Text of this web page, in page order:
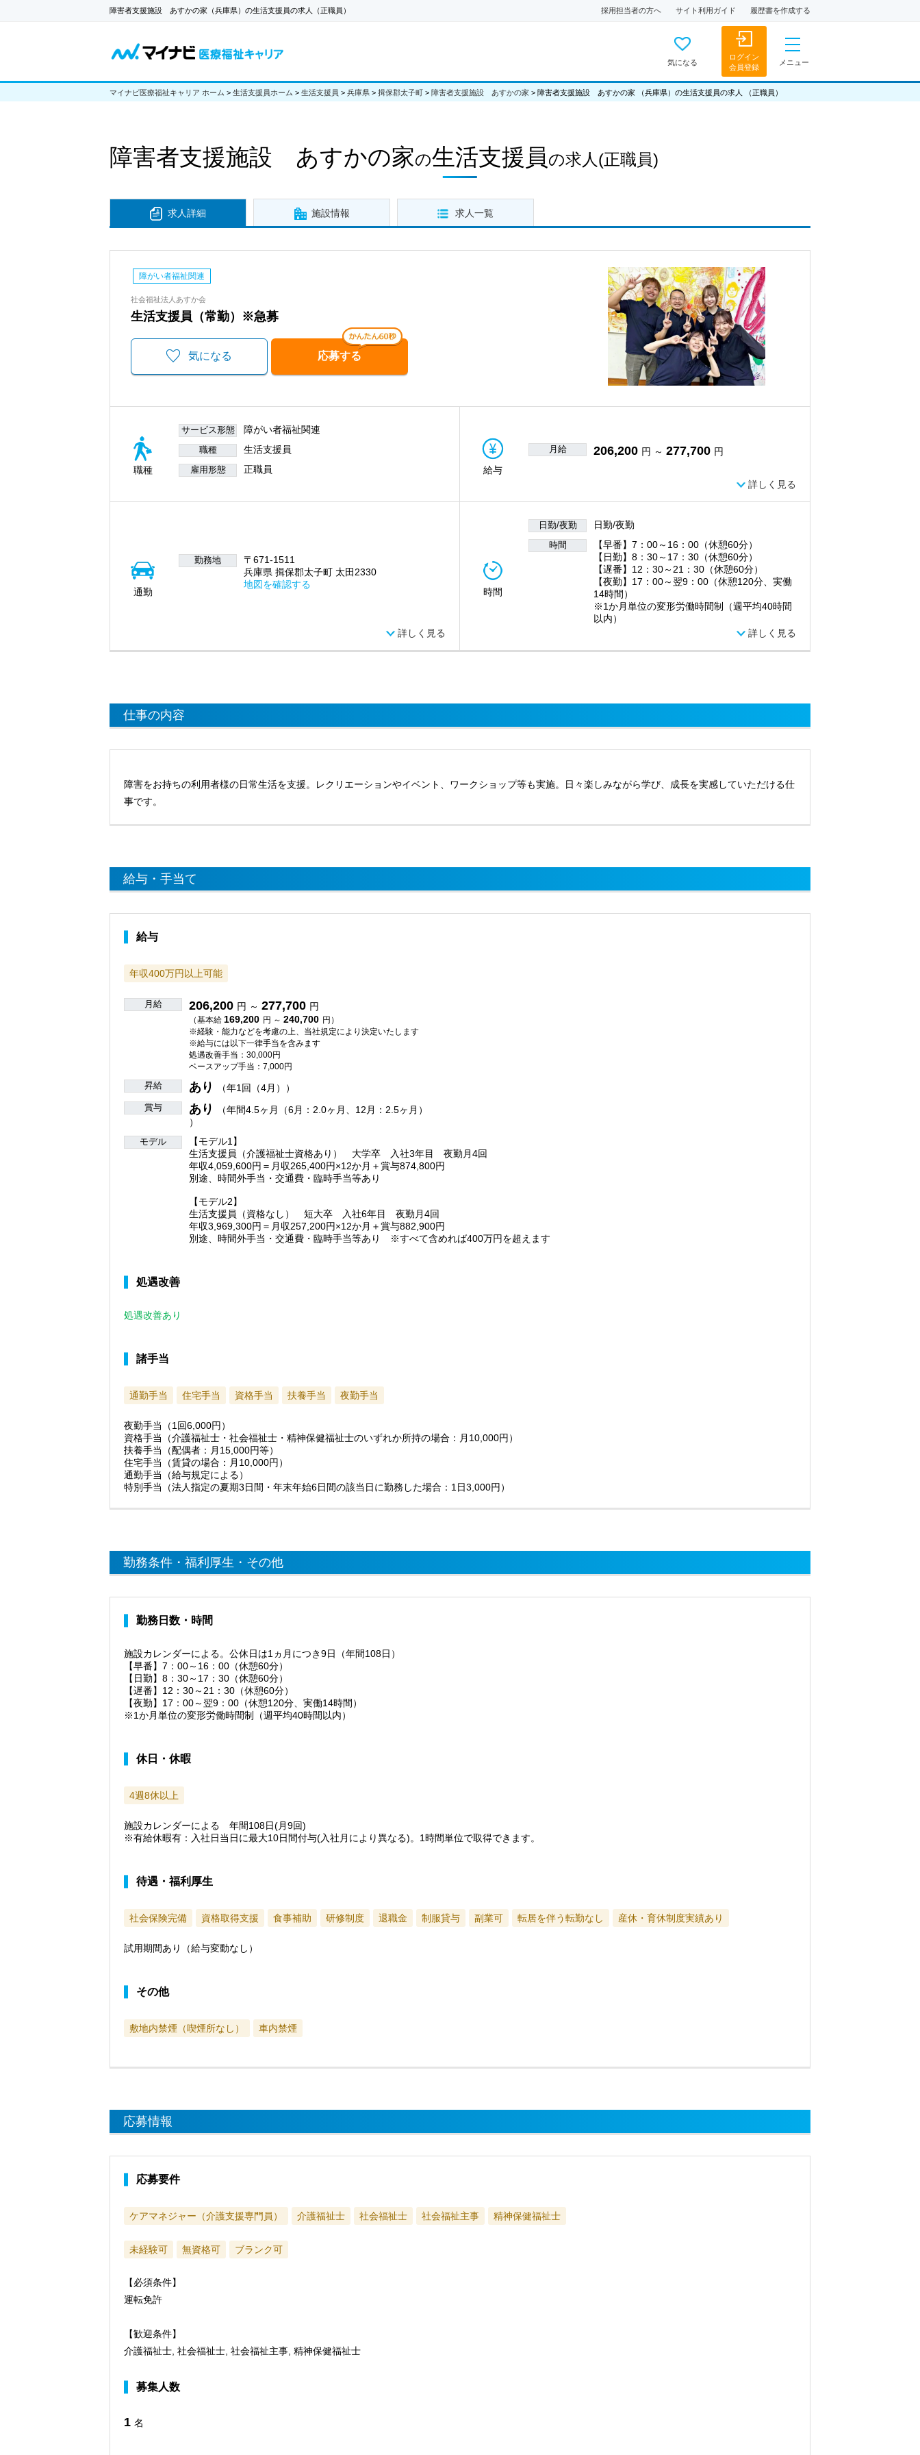
障害者支援施設 あすかの家（兵庫県）の生活支援員の求人（正職員） 採用担当者の方へ サイト利用ガイド 履歴書を作成する
気になる
ログイン
会員登録
メニュー
マイナビ医療福祉キャリア ホーム > 生活支援員ホーム > 生活支援員 > 兵庫県 > 揖保郡太子町 > 障害者支援施設 あすかの家 > 障害者支援施設 あすかの家 （兵庫県）の生活支援員の求人 （正職員）
障害者支援施設 あすかの家の生活支援員 の求人 (正職員)
求人詳細 施設情報 求人一覧
障がい者福祉関連
社会福祉法人あすか会
生活支援員（常勤）※急募
気になる 応募する
職種
サービス形態 障がい者福祉関連
職種 生活支援員
雇用形態 正職員 給与
月給 206,200 円 ～ 277,700 円
詳しく見る
通勤
勤務地
〒671-1511
兵庫県 揖保郡太子町 太田2330
地図を確認する
詳しく見る
時間
日勤/夜勤 日勤/夜勤
時間
【早番】7：00～16：00（休憩60分）
【日勤】8：30～17：30（休憩60分）
【遅番】12：30～21：30（休憩60分）
【夜勤】17：00～翌9：00（休憩120分、実働
14時間）
※1か月単位の変形労働時間制（週平均40時間
以内）
詳しく見る
仕事の内容
障害をお持ちの利用者様の日常生活を支援。レクリエーションやイベント、ワークショップ等も実施。日々楽しみながら学び、成長を実感していただける仕
事です。
給与・手当て
給与
年収400万円以上可能
月給 206,200 円 ～ 277,700 円
（基本給 169,200 円 ～ 240,700 円）
※経験・能力などを考慮の上、当社規定により決定いたします
※給与には以下一律手当を含みます
処遇改善手当：30,000円
ベースアップ手当：7,000円
昇給 あり （年1回（4月））
賞与 あり
（年間4.5ヶ月（6月：2.0ヶ月、12月：2.5ヶ月）
）
モデル
【モデル1】
生活支援員（介護福祉士資格あり） 大学卒 入社3年目 夜勤月4回
年収4,059,600円＝月収265,400円×12か月＋賞与874,800円
別途、時間外手当・交通費・臨時手当等あり
【モデル2】
生活支援員（資格なし） 短大卒 入社6年目 夜勤月4回
年収3,969,300円＝月収257,200円×12か月＋賞与882,900円
別途、時間外手当・交通費・臨時手当等あり ※すべて含めれば400万円を超えます
処遇改善
処遇改善あり
諸手当
通勤手当 住宅手当 資格手当 扶養手当 夜勤手当
夜勤手当（1回6,000円）
資格手当（介護福祉士・社会福祉士・精神保健福祉士のいずれか所持の場合：月10,000円）
扶養手当（配偶者：月15,000円等）
住宅手当（賃貸の場合：月10,000円）
通勤手当（給与規定による）
特別手当（法人指定の夏期3日間・年末年始6日間の該当日に勤務した場合：1日3,000円）
勤務条件・福利厚生・その他
勤務日数・時間
施設カレンダーによる。公休日は1ヵ月につき9日（年間108日）
【早番】7：00～16：00（休憩60分）
【日勤】8：30～17：30（休憩60分）
【遅番】12：30～21：30（休憩60分）
【夜勤】17：00～翌9：00（休憩120分、実働14時間）
※1か月単位の変形労働時間制（週平均40時間以内）
休日・休暇
4週8休以上
施設カレンダーによる 年間108日(月9回)
※有給休暇有：入社日当日に最大10日間付与(入社月により異なる)。1時間単位で取得できます。
待遇・福利厚生
社会保険完備 資格取得支援 食事補助 研修制度 退職金 制服貸与 副業可 転居を伴う転勤なし 産休・育休制度実績あり
試用期間あり（給与変動なし）
その他
敷地内禁煙（喫煙所なし） 車内禁煙
応募情報
応募要件
ケアマネジャー（介護支援専門員） 介護福祉士 社会福祉士 社会福祉主事 精神保健福祉士
未経験可 無資格可 ブランク可
【必須条件】
運転免許
【歓迎条件】
介護福祉士, 社会福祉士, 社会福祉主事, 精神保健福祉士
募集人数
1 名